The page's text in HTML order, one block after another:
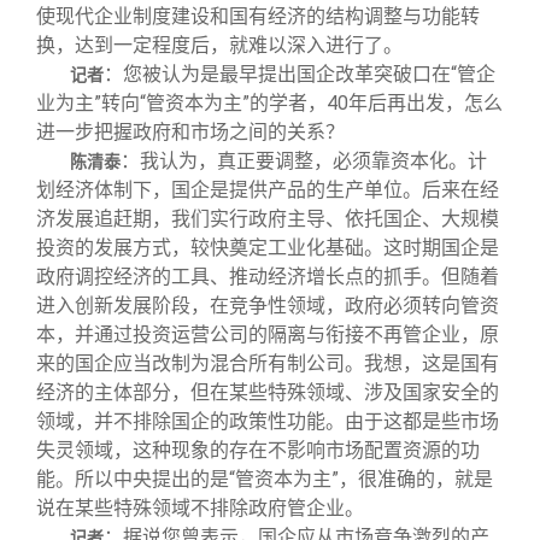
使现代企业制度建设和国有经济的结构调整与功能转
换，达到一定程度后，就难以深入进行了。
记者：您被认为是最早提出国企改革突破口在“管企
业为主”转向“管资本为主”的学者，40年后再出发，怎么
进一步把握政府和市场之间的关系？
陈清泰：我认为，真正要调整，必须靠资本化。计
划经济体制下，国企是提供产品的生产单位。后来在经
济发展追赶期，我们实行政府主导、依托国企、大规模
投资的发展方式，较快奠定工业化基础。这时期国企是
政府调控经济的工具、推动经济增长点的抓手。但随着
进入创新发展阶段，在竞争性领域，政府必须转向管资
本，并通过投资运营公司的隔离与衔接不再管企业，原
来的国企应当改制为混合所有制公司。我想，这是国有
经济的主体部分，但在某些特殊领域、涉及国家安全的
领域，并不排除国企的政策性功能。由于这都是些市场
失灵领域，这种现象的存在不影响市场配置资源的功
能。所以中央提出的是“管资本为主”，很准确的，就是
说在某些特殊领域不排除政府管企业。